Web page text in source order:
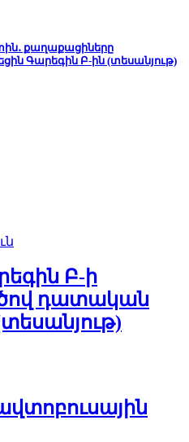
քաղաքացիները
Գարեգին Բ-ին (տեսանյութ)
Բ-ի
դատական